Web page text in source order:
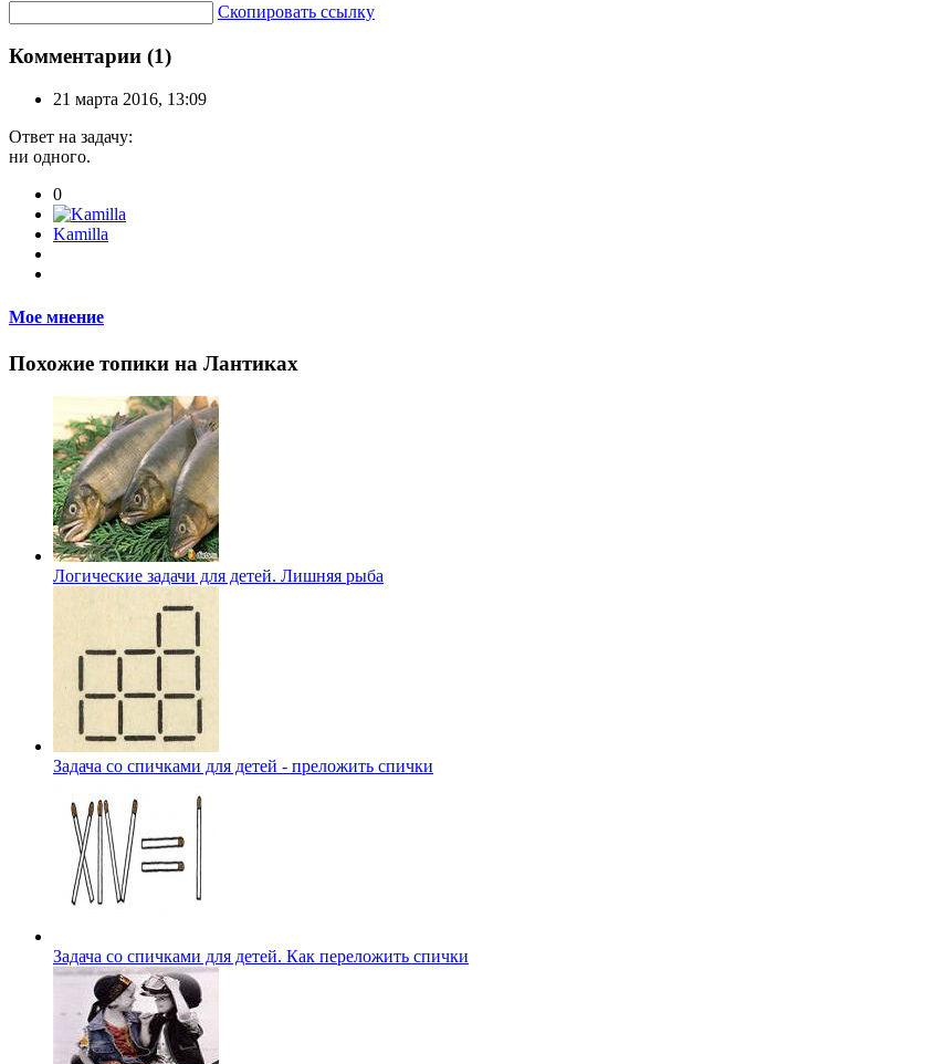
Скопировать ссылку
Комментарии (1)
21 марта 2016, 13:09
Ответ на задачу:
ни одного.
0
Kamilla
Мое мнение
Похожие топики на Лантиках
Логические задачи для детей. Лишняя рыба
Задача со спичками для детей - преложить спички
Задача со спичками для детей. Как переложить спички